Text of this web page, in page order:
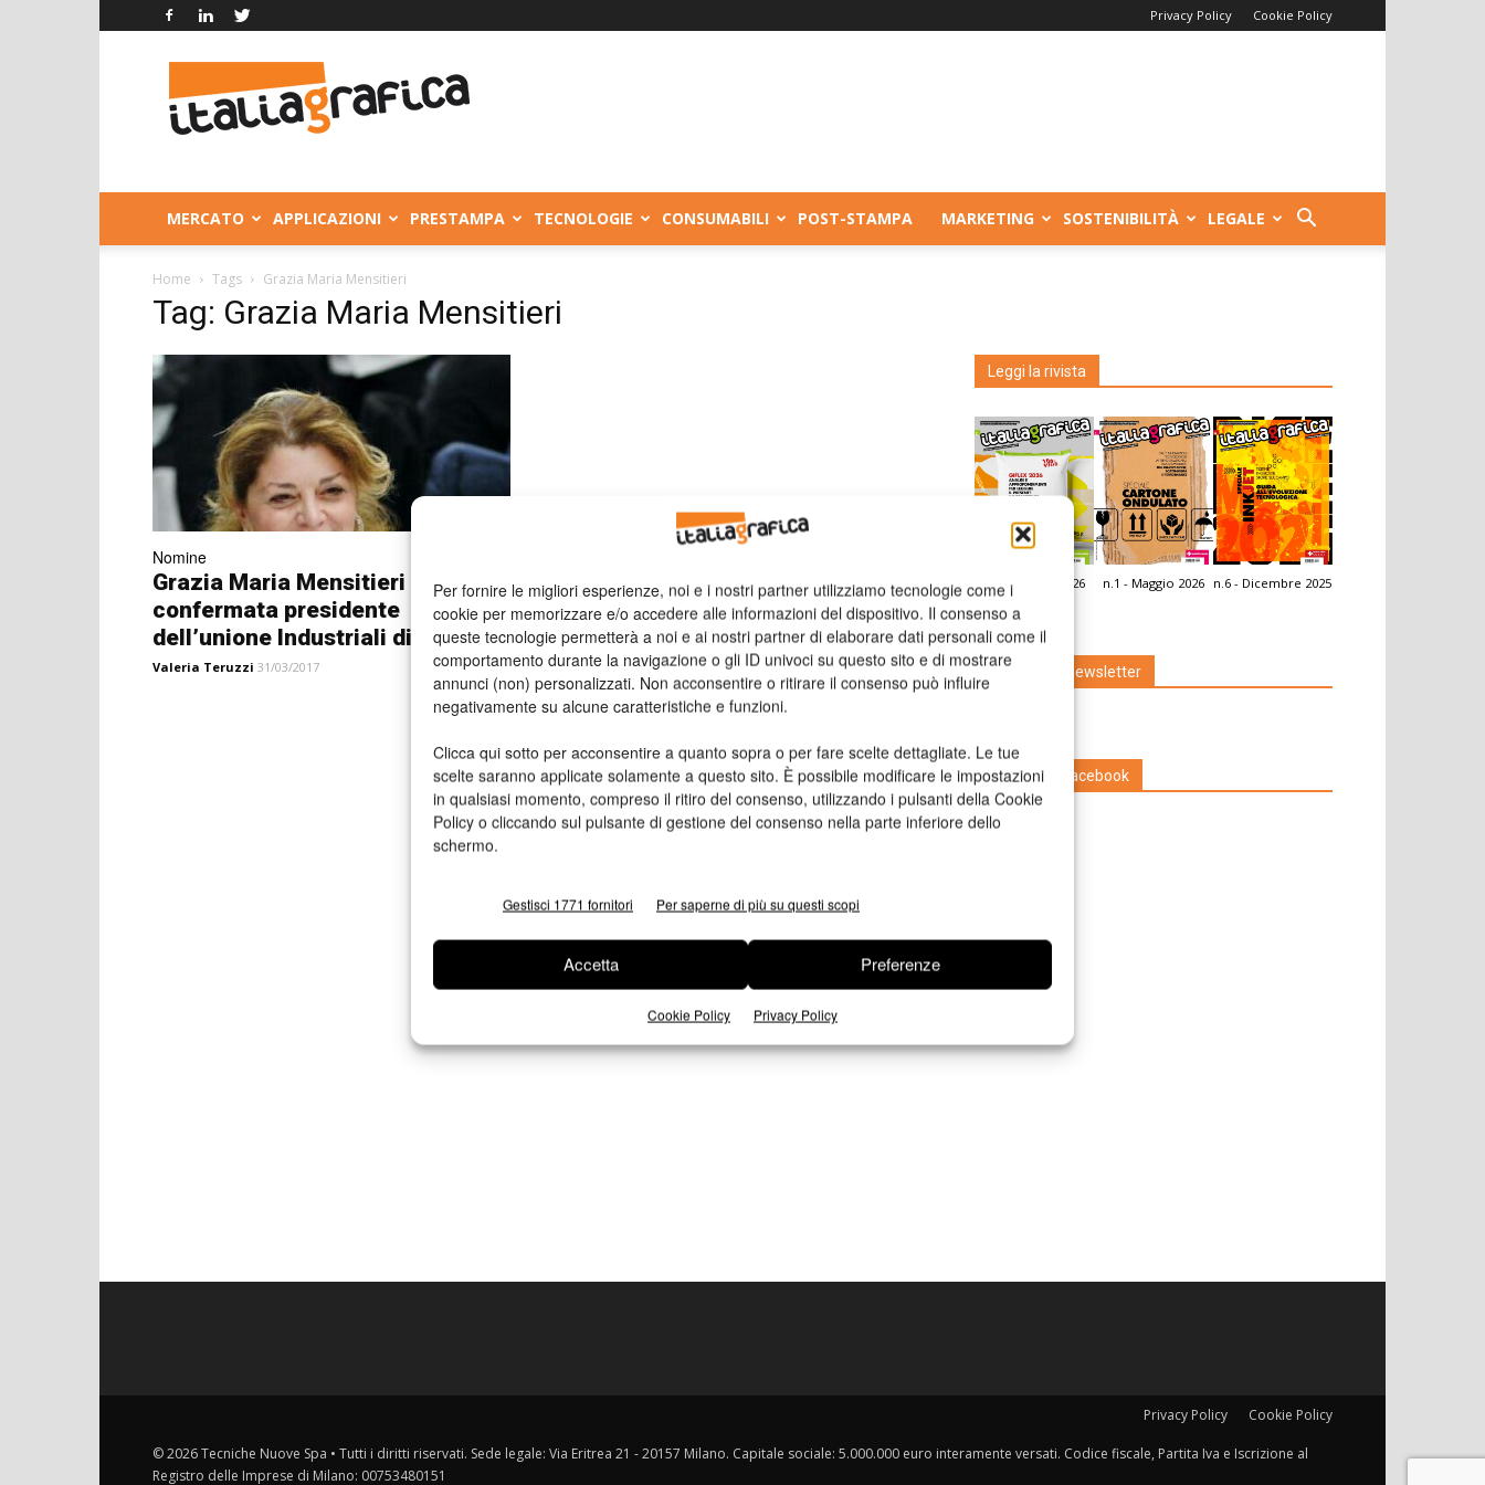
Per fornire le migliori esperienze, noi e i nostri partner utilizziamo tecnologie come i
cookie per memorizzare e/o accedere alle informazioni del dispositivo. Il consenso a
queste tecnologie permetterà a noi e ai nostri partner di elaborare dati personali come il
comportamento durante la navigazione o gli ID univoci su questo sito e di mostrare
annunci (non) personalizzati. Non acconsentire o ritirare il consenso può influire
negativamente su alcune caratteristiche e funzioni.
Clicca qui sotto per acconsentire a quanto sopra o per fare scelte dettagliate. Le tue
scelte saranno applicate solamente a questo sito. È possibile modificare le impostazioni
in qualsiasi momento, compreso il ritiro del consenso, utilizzando i pulsanti della Cookie
Policy o cliccando sul pulsante di gestione del consenso nella parte inferiore dello
schermo.
Gestisci 1771 fornitori Per saperne di più su questi scopi
Accetta Preferenze
Cookie Policy Privacy Policy
Privacy Policy Cookie Policy
Grafica
MERCATO APPLICAZIONI PRESTAMPA TECNOLOGIE CONSUMABILI POST-STAMPA MARKETING SOSTENIBILITÀ LEGALE
Home Tags Grazia Maria Mensitieri
Tag: Grazia Maria Mensitieri
Nomine
Grazia Maria Mensitieri
confermata presidente
dell’unione Industriali di Napoli
Valeria Teruzzi 31/03/2017
Leggi la rivista
n.2 - Giugno 2026 n.1 - Maggio 2026 n.6 - Dicembre 2025
Edicola Web
Iscriviti alla newsletter
Seguici su Facebook
Privacy Policy Cookie Policy
© 2026 Tecniche Nuove Spa • Tutti i diritti riservati. Sede legale: Via Eritrea 21 - 20157 Milano. Capitale sociale: 5.000.000 euro interamente versati. Codice fiscale, Partita Iva e Iscrizione al
Registro delle Imprese di Milano: 00753480151